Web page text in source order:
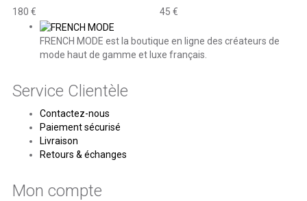
180 € 45 €
FRENCH MODE est la boutique en ligne des créateurs de
mode haut de gamme et luxe français.
Service Clientèle
Contactez-nous
Paiement sécurisé
Livraison
Retours & échanges
Mon compte